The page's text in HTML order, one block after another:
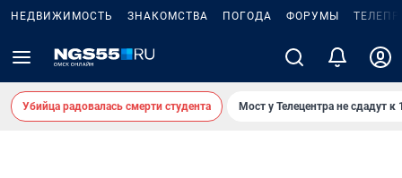
НЕДВИЖИМОСТЬ ЗНАКОМСТВА ПОГОДА ФОРУМЫ
Убийца радовалась смерти студента Мост у Телецентра не сдадут к